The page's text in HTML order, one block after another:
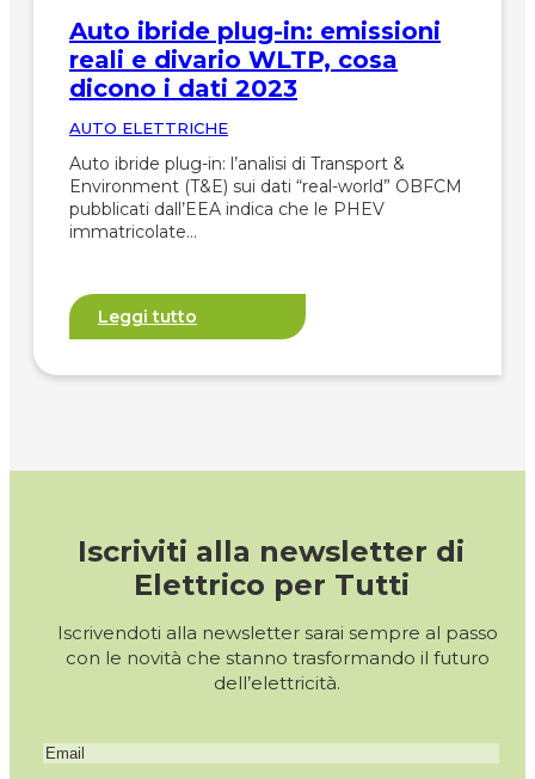
Auto ibride plug-in: emissioni
reali e divario WLTP, cosa
dicono i dati 2023
AUTO ELETTRICHE
Auto ibride plug-in: l’analisi di Transport &
Environment (T&E) sui dati “real-world” OBFCM
pubblicati dall’EEA indica che le PHEV
immatricolate…
Leggi tutto
Iscriviti alla newsletter di
Elettrico per Tutti
Iscrivendoti alla newsletter sarai sempre al passo
con le novità che stanno trasformando il futuro
dell’elettricità.